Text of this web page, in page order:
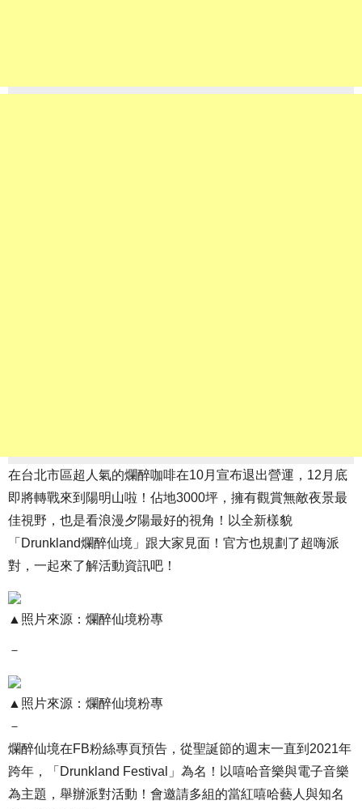
在台北市區超人氣的爛醉咖啡在10月宣布退出營運，12月底
即將轉戰來到陽明山啦！佔地3000坪，擁有觀賞無敵夜景最
佳視野，也是看浪漫夕陽最好的視角！以全新樣貌
「Drunkland爛醉仙境」跟大家見面！官方也規劃了超嗨派
對，一起來了解活動資訊吧！
▲照片來源：爛醉仙境粉專
－
▲照片來源：爛醉仙境粉專
－
爛醉仙境在FB粉絲專頁預告，從聖誕節的週末一直到2021年
跨年，「Drunkland Festival」為名！以嘻哈音樂與電子音樂
為主題，舉辦派對活動！會邀請多組的當紅嘻哈藝人與知名